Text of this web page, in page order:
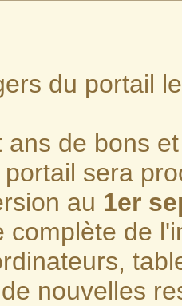
du portail
ans de bons
sera
au 1er
complète de
nouvelles